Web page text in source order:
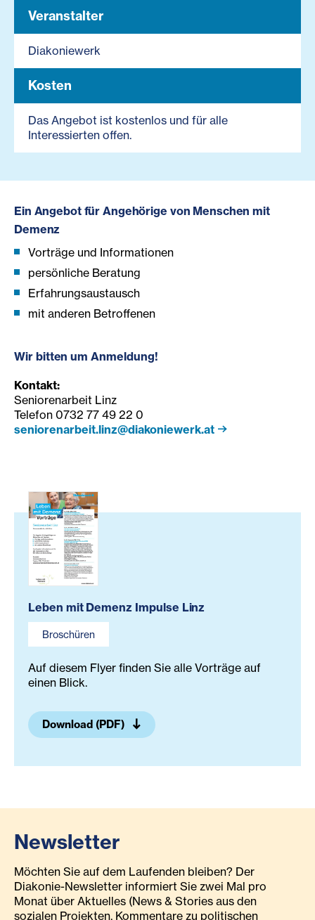
Veranstalter
Diakoniewerk
Kosten
Das Angebot ist kostenlos und für alle
Interessierten offen.
Ein Angebot für Angehörige von Menschen mit
Demenz
Vorträge und Informationen
persönliche Beratung
Erfahrungsaustausch
mit anderen Betroffenen
Wir bitten um Anmeldung!
Kontakt:
Seniorenarbeit Linz
Telefon 0732 77 49 22 0
seniorenarbeit.linz@diakoniewerk.at
Leben mit Demenz Impulse Linz
Broschüren
Auf diesem Flyer finden Sie alle Vorträge auf
einen Blick.
Download (PDF)
Newsletter
Möchten Sie auf dem Laufenden bleiben? Der
Diakonie-Newsletter informiert Sie zwei Mal pro
Monat über Aktuelles (News & Stories aus den
sozialen Projekten, Kommentare zu politischen